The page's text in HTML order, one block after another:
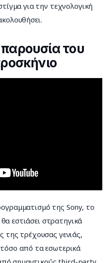
για την τεχνολογική
του
της Sony, το
εστιάσει στρατηγικά
της τρέχουσας γενιάς,
από τα εσωτερικά